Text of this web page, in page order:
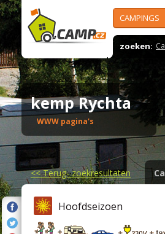
CAMPINGS
zoeken:
kemp Rychta
WWW pagina's
<<Terug- zoekresultaten
Hoofdseizoen